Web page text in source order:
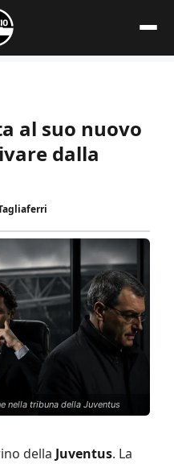
al suo nuovo
dalla
nella tribuna della Juventus
della Juventus. La